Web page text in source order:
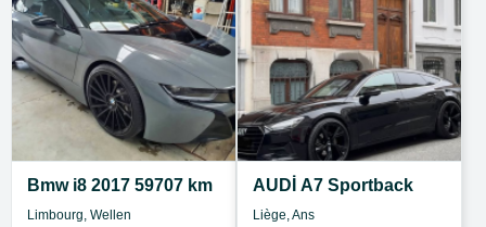
Bmw i8 2017 59707 km
Limbourg, Wellen
AUDİ A7 Sportback
Liège, Ans